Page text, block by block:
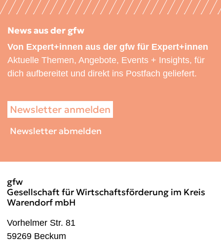
News aus der gfw
Von Expert+innen aus der gfw für Expert+innen
Aktuelle Themen, Angebote, Events + Insights, für
dich aufbereitet und direkt ins Postfach geliefert.
Newsletter anmelden
Newsletter abmelden
gfw
Gesellschaft für Wirtschaftsförderung im Kreis
Warendorf mbH
Vorhelmer Str. 81
59269 Beckum